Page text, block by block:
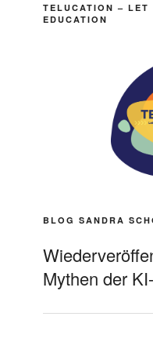
TELUCATION – LET
EDUCATION
BLOG SANDRA
Mythen der